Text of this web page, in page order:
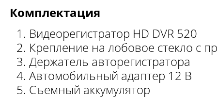
Комплектация
Видеорегистратор HD DVR 520
Крепление на лобовое стекло с
Держатель авторегистратора
Автомобильный адаптер 12 В
Съемный аккумулятор